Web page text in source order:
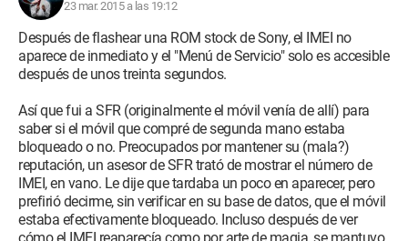
Cuando inserto o retiro la tarjeta SIM, el teléfono la detecta.
Mi teléfono nunca ha caído, no está dañado y nunca ha
estado en contacto con agua. Funciona perfectamente. Las
aplicaciones, el wi-fi y todo lo demás funcionan aún a la
por el estilo. El problema surgió de la noche a la mañana.
Soluciones intentadas:
1. Como mencioné antes, intenté retirar y reinserir la tarjeta
SIM, solo funcionó una vez.
23 mar. 2015 a las 19:12
Después de flashear una ROM stock de Sony, el IMEI no
aparece de inmediato y el "Menú de Servicio" solo es accesible
después de unos treinta segundos.
Así que fui a SFR (originalmente el móvil venía de allí) para
saber si el móvil que compré de segunda mano estaba
bloqueado o no. Preocupados por mantener su (mala?)
reputación, un asesor de SFR trató de mostrar el número de
IMEI, en vano. Le dije que tardaba un poco en aparecer, pero
prefirió decirme, sin verificar en su base de datos, que el móvil
estaba efectivamente bloqueado. Incluso después de ver